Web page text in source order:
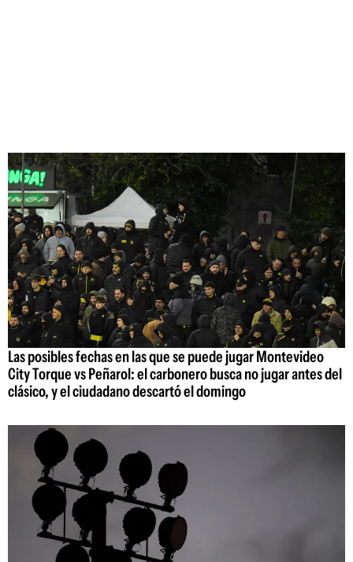
Las posibles fechas en las que se puede jugar Montevideo
City Torque vs Peñarol: el carbonero busca no jugar antes del
clásico, y el ciudadano descartó el domingo